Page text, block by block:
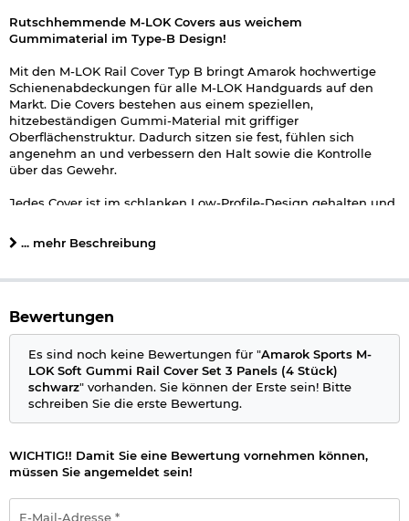
Rutschhemmende M-LOK Covers aus weichem
Gummimaterial im Type-B Design!
Mit den M-LOK Rail Cover Typ B bringt Amarok hochwertige
Schienenabdeckungen für alle M-LOK Handguards auf den
Markt. Die Covers bestehen aus einem speziellen,
hitzebeständigen Gummi-Material mit griffiger
Oberflächenstruktur. Dadurch sitzen sie fest, fühlen sich
angenehm an und verbessern den Halt sowie die Kontrolle
über das Gewehr.
Jedes Cover ist im schlanken Low-Profile-Design gehalten und
lassen sich die Panels einfach montieren und bei Bedarf auch
einfach kürzen. Die flache Bauweise sorgt dafür, dass die
3-Panel Variante. Perfekt, um freie M-LOK Slots abzudecken
und die Griffigkeit zu steigern.
Eigenschaften:
Farbe: schwarz
Material: Spezielles Gummimaterial
Länge: ca. 120 mm
Höhe: ca. 4 mm (ab Schiene)
Passend bei: allen Schienen mit M-LOK Aufnahmen
... mehr Beschreibung
Bewertungen
Es sind noch keine Bewertungen für "Amarok Sports M-
LOK Soft Gummi Rail Cover Set 3 Panels (4 Stück)
schwarz" vorhanden. Sie können der Erste sein! Bitte
schreiben Sie die erste Bewertung.
WICHTIG!! Damit Sie eine Bewertung vornehmen können,
müssen Sie angemeldet sein!